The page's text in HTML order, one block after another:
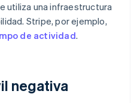
utiliza una infraestructura
Stripe, por ejemplo,
de actividad.
negativa